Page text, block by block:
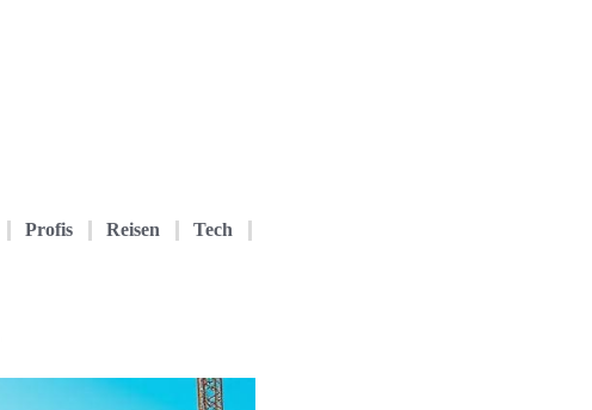
Profis Reisen Tech